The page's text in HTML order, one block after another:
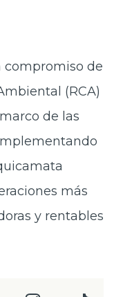
compromiso de
(RCA)
de las
más
y rentables